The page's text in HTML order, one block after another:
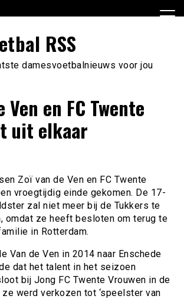
RSS
damesvoetbalnieuws voor jou
Ven en FC Twente
uit elkaar
Zoï van de Ven en FC Twente
vroegtijdig einde gekomen. De 17-
zal niet meer bij de Tukkers te
omdat ze heeft besloten om terug te
in Rotterdam.
Van de Ven in 2014 naar Enschede
dat het talent in het seizoen
bij Jong FC Twente Vrouwen in de
werd verkozen tot ‘speelster van